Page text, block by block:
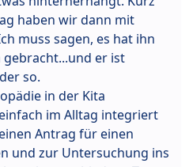
haben wir dann mit
muss sagen, es hat ihn
gebracht...und er ist
so.
in der Kita
im Alltag integriert
Antrag für einen
und zur Untersuchung ins